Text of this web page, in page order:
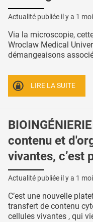
Actualité publiée il y a 1
Via la microscopie,
Wroclaw Medical
démangeaisons
LIRE LA SUITE
contenu et
vivantes, c’est
Actualité publiée il y a 1
C’est une nouvelle
transfert de contenu
cellules vivantes , qui